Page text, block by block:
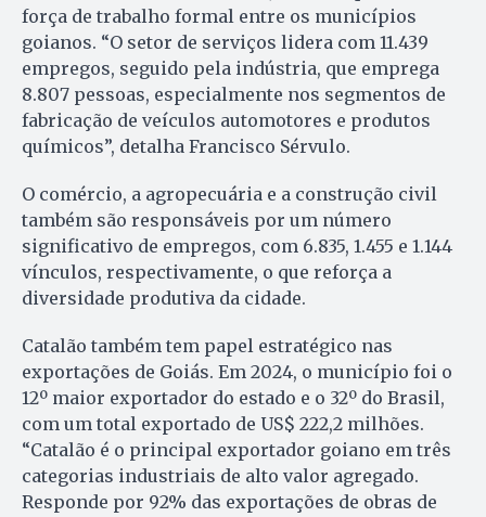
força de trabalho formal entre os municípios
goianos. “O setor de serviços lidera com 11.439
empregos, seguido pela indústria, que emprega
8.807 pessoas, especialmente nos segmentos de
fabricação de veículos automotores e produtos
químicos”, detalha Francisco Sérvulo.
O comércio, a agropecuária e a construção civil
também são responsáveis por um número
significativo de empregos, com 6.835, 1.455 e 1.144
vínculos, respectivamente, o que reforça a
diversidade produtiva da cidade.
Catalão também tem papel estratégico nas
exportações de Goiás. Em 2024, o município foi o
12º maior exportador do estado e o 32º do Brasil,
com um total exportado de US$ 222,2 milhões.
“Catalão é o principal exportador goiano em três
categorias industriais de alto valor agregado.
Responde por 92% das exportações de obras de